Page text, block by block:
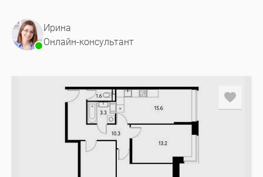
Ирина
Онлайн-консультант